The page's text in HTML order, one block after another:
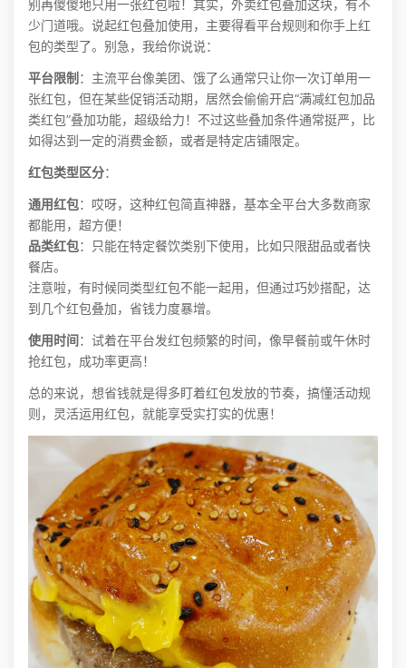
别再傻傻地只用一张红包啦！其实，外卖红包叠加这块，有不
少门道哦。说起红包叠加使用，主要得看平台规则和你手上红
包的类型了。别急，我给你说说：
平台限制 ：主流平台像美团、饿了么通常只让你一次订单用一
张红包，但在某些促销活动期，居然会偷偷开启“满减红包加品
类红包”叠加功能，超级给力！不过这些叠加条件通常挺严，比
如得达到一定的消费金额，或者是特定店铺限定。
红包类型区分：
通用红包 ：哎呀，这种红包简直神器，基本全平台大多数商家
都能用，超方便！
品类红包 ：只能在特定餐饮类别下使用，比如只限甜品或者快
餐店。
注意啦，有时候同类型红包不能一起用，但通过巧妙搭配，达
到几个红包叠加，省钱力度暴增。
使用时间 ：试着在平台发红包频繁的时间，像早餐前或午休时
抢红包，成功率更高！
总的来说，想省钱就是得多盯着红包发放的节奏，搞懂活动规
则，灵活运用红包，就能享受实打实的优惠！